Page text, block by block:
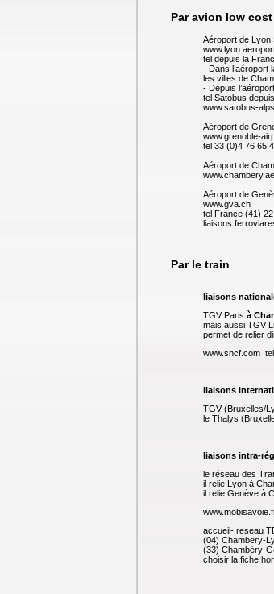
Par avion low cost
Aéroport de Lyon
tel depuis la
- Dans l’aéroport
les villes de
- Depuis
tel Satobus
www.satobus-
Aéroport de
www.grenoble-
tel 33 (0)4 76 65
Aéroport de
Aéroport de
www.gva.ch
tel France (41)
liaisons
Par le train
liaisons
TGV Paris à
mais aussi TGV
permet de relier
www.sncf.com
liaisons
TGV (Bruxelles/
le Thalys
liaisons intra-
le réseau des
il relie Lyon à
il relie Genève à
accueil- reseau
(04) Chambery-
(33) Chambéry-
choisir la fiche